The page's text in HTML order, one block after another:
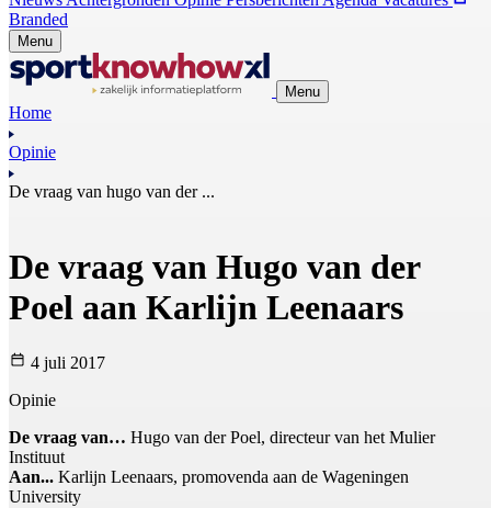
Branded
Menu
Menu
Home
Opinie
De vraag van hugo van der ...
De vraag van Hugo van der
Poel aan Karlijn Leenaars
4 juli 2017
Opinie
De vraag van… Hugo van der Poel, directeur van het Mulier
Instituut
Aan... Karlijn Leenaars, promovenda aan de Wageningen
University